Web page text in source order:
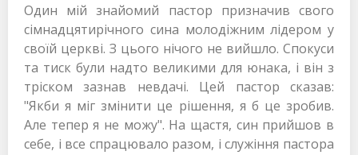
Один мій знайомий пастор призначив свого
сімнадцятирічного сина молодіжним лідером у
своїй церкві. З цього нічого не вийшло. Спокуси
та тиск були надто великими для юнака, і він з
тріском зазнав невдачі. Цей пастор сказав:
"Якби я міг змінити це рішення, я б це зробив.
Але тепер я не можу". На щастя, син прийшов в
себе, і все спрацювало разом, і служіння пастора